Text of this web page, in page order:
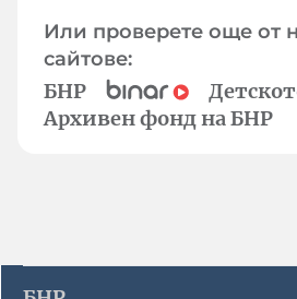
Или проверете още от
сайтове:
БНР
Архивен фонд на БНР